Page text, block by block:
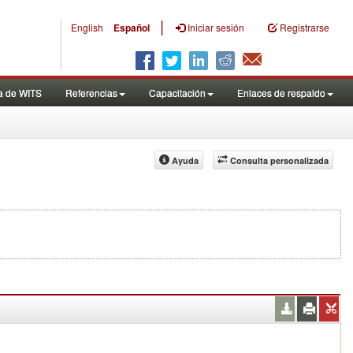
English Español | Iniciar sesión Registrarse
de WITS Referencias Capacitación Enlaces de respaldo
Consulta personalizada
Ayuda